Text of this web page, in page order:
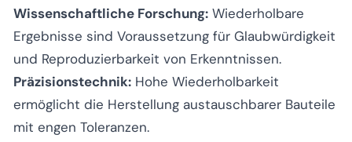
Wissenschaftliche Forschung: Wiederholbare
Ergebnisse sind Voraussetzung für Glaubwürdigkeit
und Reproduzierbarkeit von Erkenntnissen.
Präzisionstechnik: Hohe Wiederholbarkeit
ermöglicht die Herstellung austauschbarer Bauteile
mit engen Toleranzen.